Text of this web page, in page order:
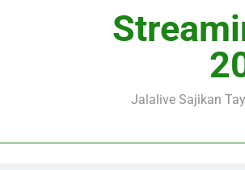
Jalalive
Jalalive
KuPS vs
Jalalive Sajikan